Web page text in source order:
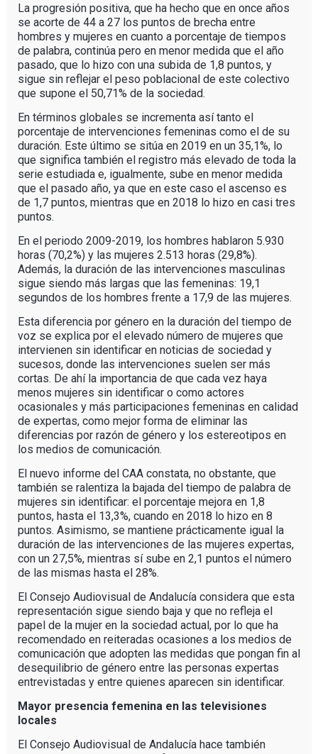
La progresión positiva, que ha hecho que en once años
se acorte de 44 a 27 los puntos de brecha entre
hombres y mujeres en cuanto a porcentaje de tiempos
de palabra, continúa pero en menor medida que el año
pasado, que lo hizo con una subida de 1,8 puntos, y
sigue sin reflejar el peso poblacional de este colectivo
que supone el 50,71% de la sociedad.
En términos globales se incrementa así tanto el
porcentaje de intervenciones femeninas como el de su
duración. Este último se sitúa en 2019 en un 35,1%, lo
que significa también el registro más elevado de toda la
serie estudiada e, igualmente, sube en menor medida
que el pasado año, ya que en este caso el ascenso es
de 1,7 puntos, mientras que en 2018 lo hizo en casi tres
puntos.
En el periodo 2009-2019, los hombres hablaron 5.930
horas (70,2%) y las mujeres 2.513 horas (29,8%).
Además, la duración de las intervenciones masculinas
sigue siendo más largas que las femeninas: 19,1
segundos de los hombres frente a 17,9 de las mujeres.
Esta diferencia por género en la duración del tiempo de
voz se explica por el elevado número de mujeres que
intervienen sin identificar en noticias de sociedad y
sucesos, donde las intervenciones suelen ser más
cortas. De ahí la importancia de que cada vez haya
menos mujeres sin identificar o como actores
ocasionales y más participaciones femeninas en calidad
de expertas, como mejor forma de eliminar las
diferencias por razón de género y los estereotipos en
los medios de comunicación.
El nuevo informe del CAA constata, no obstante, que
también se ralentiza la bajada del tiempo de palabra de
mujeres sin identificar: el porcentaje mejora en 1,8
puntos, hasta el 13,3%, cuando en 2018 lo hizo en 8
puntos. Asimismo, se mantiene prácticamente igual la
duración de las intervenciones de las mujeres expertas,
con un 27,5%, mientras sí sube en 2,1 puntos el número
de las mismas hasta el 28%.
El Consejo Audiovisual de Andalucía considera que esta
representación sigue siendo baja y que no refleja el
papel de la mujer en la sociedad actual, por lo que ha
recomendado en reiteradas ocasiones a los medios de
comunicación que adopten las medidas que pongan fin al
desequilibrio de género entre las personas expertas
entrevistadas y entre quienes aparecen sin identificar.
Mayor presencia femenina en las televisiones
locales
El Consejo Audiovisual de Andalucía hace también